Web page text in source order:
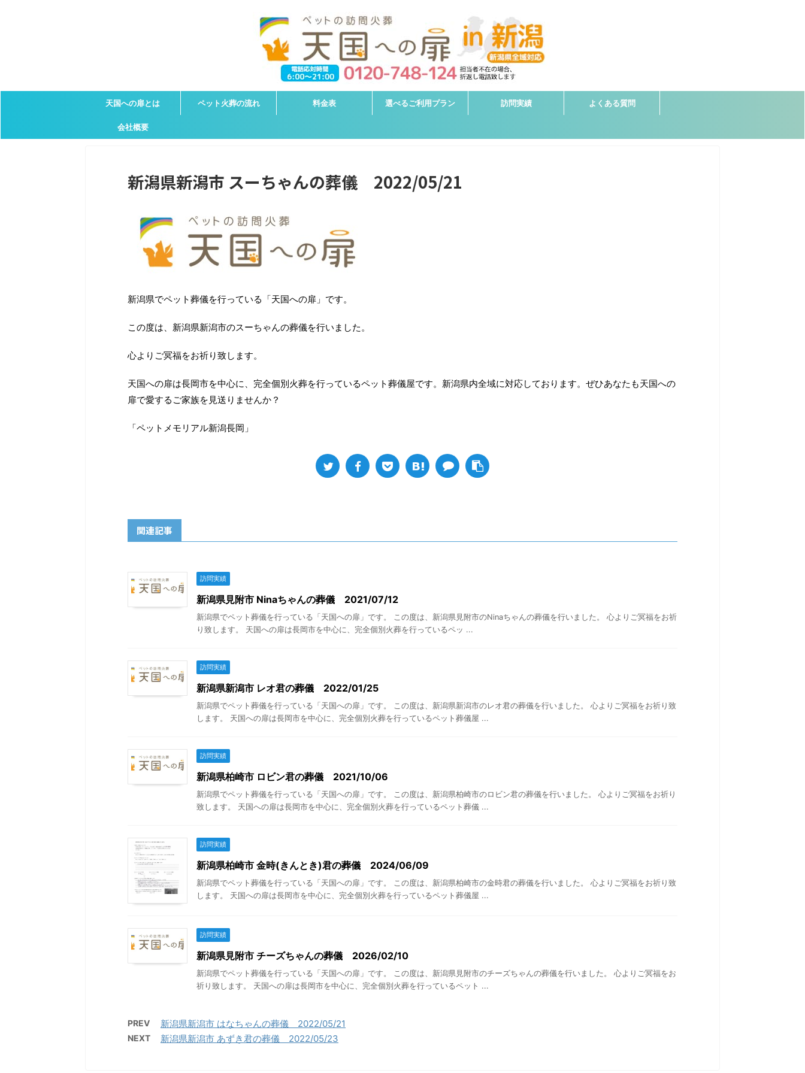
天国への扉とは ペット火葬の流れ 料金表 選べるご利用プラン 訪問実績 よくある質問
会社概要
新潟県新潟市 スーちゃんの葬儀 2022/05/21
新潟県でペット葬儀を行っている「天国への扉」です。
この度は、新潟県新潟市のスーちゃんの葬儀を行いました。
心よりご冥福をお祈り致します。
天国への扉は長岡市を中心に、完全個別火葬を行っているペット葬儀屋です。新潟県内全域に対応しております。ぜひあなたも天国への
扉で愛するご家族を見送りませんか？
「ペットメモリアル新潟長岡」
関連記事
訪問実績
新潟県見附市 Ninaちゃんの葬儀 2021/07/12
新潟県でペット葬儀を行っている「天国への扉」です。 この度は、新潟県見附市のNinaちゃんの葬儀を行いました。 心よりご冥福をお祈
り致します。 天国への扉は長岡市を中心に、完全個別火葬を行っているペッ ...
訪問実績
新潟県新潟市 レオ君の葬儀 2022/01/25
新潟県でペット葬儀を行っている「天国への扉」です。 この度は、新潟県新潟市のレオ君の葬儀を行いました。 心よりご冥福をお祈り致
します。 天国への扉は長岡市を中心に、完全個別火葬を行っているペット葬儀屋 ...
訪問実績
新潟県柏崎市 ロビン君の葬儀 2021/10/06
新潟県でペット葬儀を行っている「天国への扉」です。 この度は、新潟県柏崎市のロビン君の葬儀を行いました。 心よりご冥福をお祈り
致します。 天国への扉は長岡市を中心に、完全個別火葬を行っているペット葬儀 ...
訪問実績
新潟県柏崎市 金時(きんとき)君の葬儀 2024/06/09
新潟県でペット葬儀を行っている「天国への扉」です。 この度は、新潟県柏崎市の金時君の葬儀を行いました。 心よりご冥福をお祈り致
します。 天国への扉は長岡市を中心に、完全個別火葬を行っているペット葬儀屋 ...
訪問実績
新潟県見附市 チーズちゃんの葬儀 2026/02/10
新潟県でペット葬儀を行っている「天国への扉」です。 この度は、新潟県見附市のチーズちゃんの葬儀を行いました。 心よりご冥福をお
祈り致します。 天国への扉は長岡市を中心に、完全個別火葬を行っているペット ...
PREV 新潟県新潟市 はなちゃんの葬儀 2022/05/21
NEXT 新潟県新潟市 あずき君の葬儀 2022/05/23